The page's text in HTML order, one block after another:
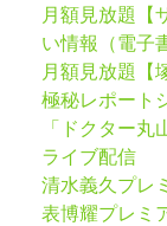
月額見放題【
い情報（電子
月額見放題【
極秘レポート
「ドクター
ライブ配信
清水義久プレ
表博耀プレミ